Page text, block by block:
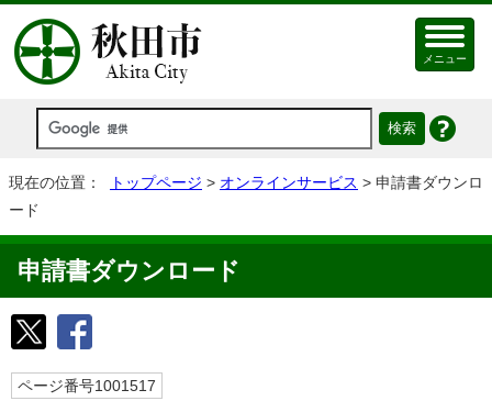
メニュー
現在の位置： トップページ > オンラインサービス > 申請書ダウンロ
ード
申請書ダウンロード
ページ番号1001517